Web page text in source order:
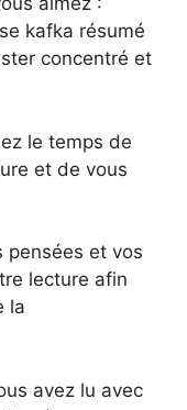
kafka résumé
concentré et
le temps de
et de vous
pensées et vos
lecture afin
la
avez lu avec